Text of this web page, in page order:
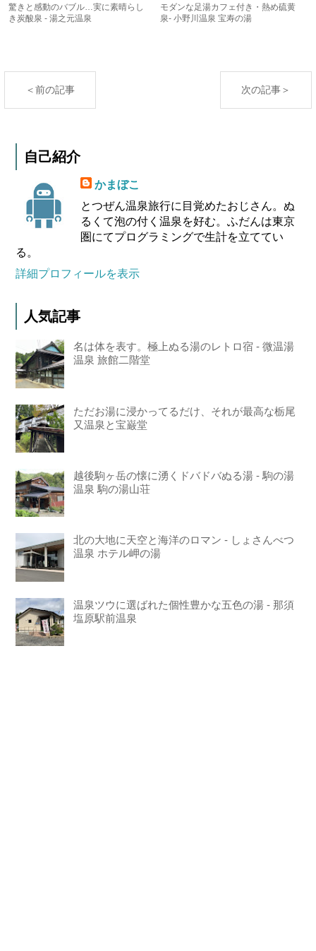
驚きと感動のバブル…実に素晴らし
き炭酸泉 - 湯之元温泉
モダンな足湯カフェ付き・熱め硫黄
泉- 小野川温泉 宝寿の湯
＜前の記事 次の記事＞
自己紹介
かまぼこ
とつぜん温泉旅行に目覚めたおじさん。ぬ
るくて泡の付く温泉を好む。ふだんは東京
圏にてプログラミングで生計を立ててい
る。
詳細プロフィールを表示
人気記事
名は体を表す。極上ぬる湯のレトロ宿 - 微温湯
温泉 旅館二階堂
ただお湯に浸かってるだけ、それが最高な栃尾
又温泉と宝巌堂
越後駒ヶ岳の懐に湧くドバドバぬる湯 - 駒の湯
温泉 駒の湯山荘
北の大地に天空と海洋のロマン - しょさんべつ
温泉 ホテル岬の湯
温泉ツウに選ばれた個性豊かな五色の湯 - 那須
塩原駅前温泉